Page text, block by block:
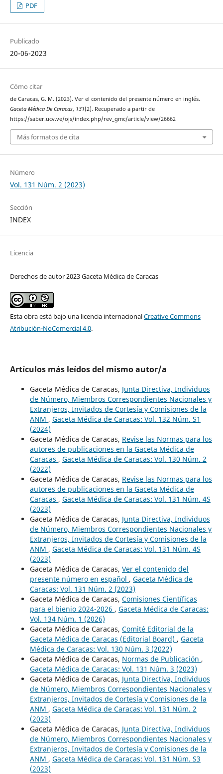
PDF
Publicado
20-06-2023
Cómo citar
de Caracas, G. M. (2023). Ver el contenido del presente número en inglés.
Gaceta Médica De Caracas, 131(2). Recuperado a partir de
https://saber.ucv.ve/ojs/index.php/rev_gmc/article/view/26662
Más formatos de cita
Número
Vol. 131 Núm. 2 (2023)
Sección
INDEX
Licencia
Derechos de autor 2023 Gaceta Médica de Caracas
Esta obra está bajo una licencia internacionalCreative Commons
Atribución-NoComercial 4.0.
Artículos más leídos del mismo autor/a
Gaceta Médica de Caracas, Junta Directiva, Individuos
de Número, Miembros Correspondientes Nacionales y
Extranjeros, Invitados de Cortesía y Comisiones de la
ANM , Gaceta Médica de Caracas: Vol. 132 Núm. S1
(2024)
Gaceta Médica de Caracas, Revise las Normas para los
autores de publicaciones en la Gaceta Médica de
Caracas , Gaceta Médica de Caracas: Vol. 130 Núm. 2
(2022)
Gaceta Médica de Caracas, Revise las Normas para los
autores de publicaciones en la Gaceta Médica de
Caracas , Gaceta Médica de Caracas: Vol. 131 Núm. 4S
(2023)
Gaceta Médica de Caracas, Junta Directiva, Individuos
de Número, Miembros Correspondientes Nacionales y
Extranjeros, Invitados de Cortesía y Comisiones de la
ANM , Gaceta Médica de Caracas: Vol. 131 Núm. 4S
(2023)
Gaceta Médica de Caracas, Ver el contenido del
presente número en español , Gaceta Médica de
Caracas: Vol. 131 Núm. 2 (2023)
Gaceta Médica de Caracas, Comisiones Científicas
para el bienio 2024-2026 , Gaceta Médica de Caracas:
Vol. 134 Núm. 1 (2026)
Gaceta Médica de Caracas, Comité Editorial de la
Gaceta Médica de Caracas (Editorial Board) , Gaceta
Médica de Caracas: Vol. 130 Núm. 3 (2022)
Gaceta Médica de Caracas, Normas de Publicación ,
Gaceta Médica de Caracas: Vol. 131 Núm. 3 (2023)
Gaceta Médica de Caracas, Junta Directiva, Individuos
de Número, Miembros Correspondientes Nacionales y
Extranjeros, Invitados de Cortesía y Comisiones de la
ANM , Gaceta Médica de Caracas: Vol. 131 Núm. 2
(2023)
Gaceta Médica de Caracas, Junta Directiva, Individuos
de Número, Miembros Correspondientes Nacionales y
Extranjeros, Invitados de Cortesía y Comisiones de la
ANM , Gaceta Médica de Caracas: Vol. 131 Núm. S3
(2023)